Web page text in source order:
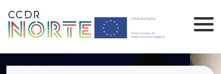
Comissão de